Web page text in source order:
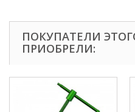
ПОКУПАТЕЛИ
ПРИОБРЕЛИ: